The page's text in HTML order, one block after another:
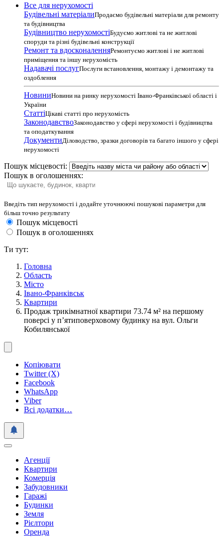
Все для нерухомості
Будівельні матеріалиПродаємо будівельні матеріали для ремонту
та будівництва
Будівництво нерухомостіБудуємо житлові та не житлові
споруди та різні будівельні конструкції
Ремонт та вдосконаленняРемонтуємо житлові і не житлові
приміщення та іншу нерухомість
Надавачі послугПослуги встановлення, монтажу і демонтажу та
оздоблення
НовиниНовини на ринку нерухомості Івано-Франківської області і
України
СтаттіЦікаві статті про нерухомість
ЗаконодавствоЗаконодавство у сфері нерухомості і будівництва
та оподаткування
ДокументиДіловодство, зразки договорів та багато іншого у сфері
нерухомості
Пошук місцевості:
Пошук в оголошеннях:
Введіть тип нерухомості і додайте уточнюючі пошукові параметри для
більш точно результату
Пошук місцевості
Пошук в оголошеннях
Ти тут:
Головна
Область
Місто
Івано-Франківськ
Квартири
Продаж трикімнатної квартири 73.74 м² на першому
поверсі у п’ятиповерховому будинку на вул. Ольги
Кобилянської
Копіювати
Twitter (X)
Facebook
WhatsApp
Viber
Всі додатки…
Агенції
Квартири
Комерція
Забудовники
Гаражі
Будинки
Земля
Рієлтори
Оренда